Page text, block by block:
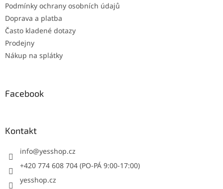
Podmínky ochrany osobních údajů
Doprava a platba
Často kladené dotazy
Prodejny
Nákup na splátky
Facebook
Kontakt
info@yesshop.cz
+420 774 608 704 (PO-PÁ 9:00-17:00)
yesshop.cz